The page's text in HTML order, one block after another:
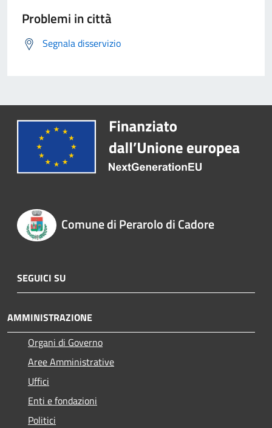
Problemi in città
Segnala disservizio
Comune di Perarolo di Cadore
SEGUICI SU
AMMINISTRAZIONE
Organi di Governo
Aree Amministrative
Uffici
Enti e fondazioni
Politici